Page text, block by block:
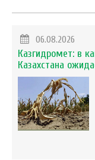
06.08.2026
Казгидромет: в
Казахстана